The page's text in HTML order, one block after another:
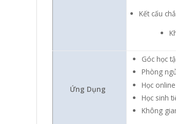
Kết cấu
Ứng Dụng
Góc học
Phòng
Học online
Học sinh
Không